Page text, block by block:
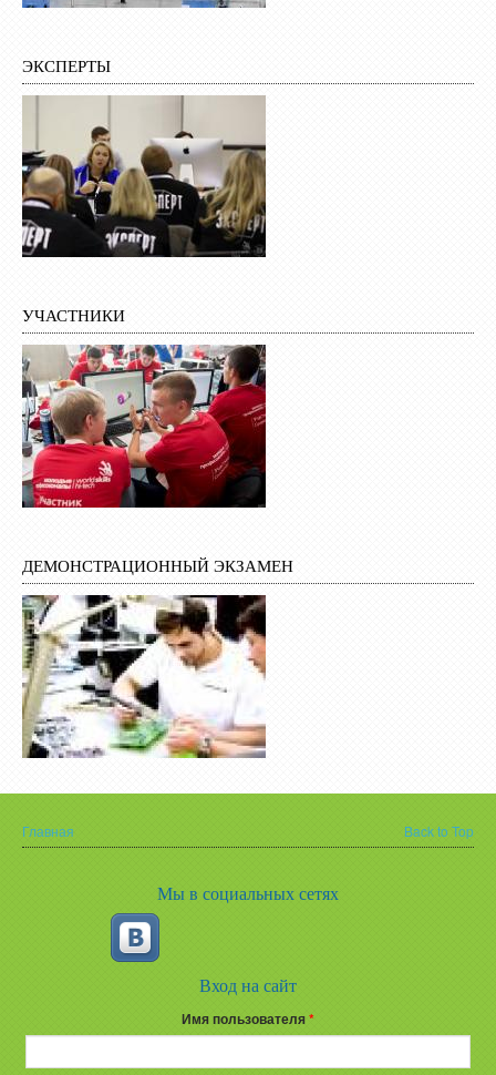
ЭКСПЕРТЫ
УЧАСТНИКИ
ДЕМОНСТРАЦИОННЫЙ ЭКЗАМЕН
Вы здесь
Главная Back to Top
Мы в социальных сетях
Вход на сайт
Имя пользователя*